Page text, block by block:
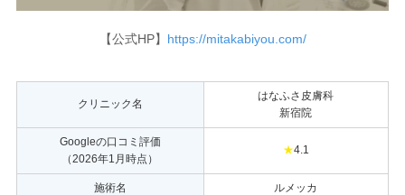
【公式HP】 https://mitakabiyou.com/
クリニック名
はなふさ皮膚科
新宿院
Googleの口コミ評価
（2026年1月時点）
★4.1
施術名 ルメッカ